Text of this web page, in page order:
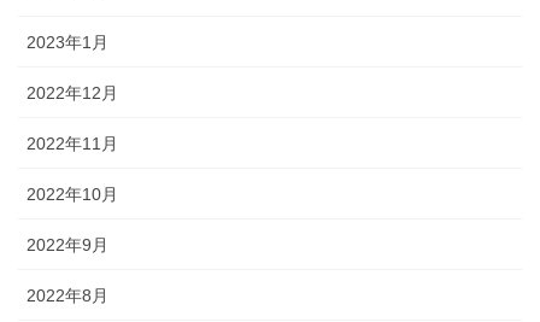
2023年1月
2022年12月
2022年11月
2022年10月
2022年9月
2022年8月